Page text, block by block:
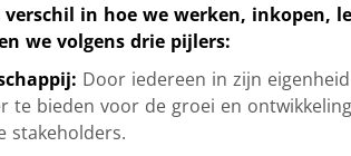
in hoe we werken, inkopen,
we volgens drie pijlers:
Door iedereen in zijn
te bieden voor de groei en
stakeholders.